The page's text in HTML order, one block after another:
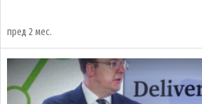
пред 2 мес.